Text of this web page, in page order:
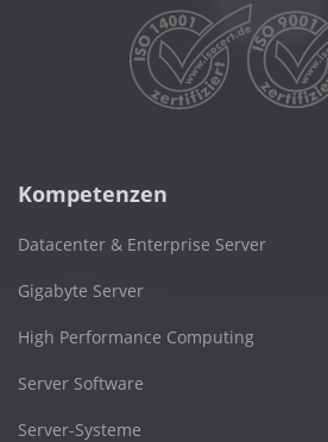
Kompetenzen
Datacenter & Enterprise Server
Gigabyte Server
High Performance Computing
Server Software
Server-Systeme